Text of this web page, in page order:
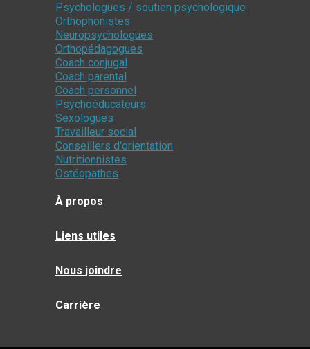
Psychologues / soutien psychologique
Orthophonistes
Neuropsychologues
Orthopédagogues
Coach conjugal
Coach parental
Coach personnel
Psychoéducateurs
Sexologues
Travailleur social
Conseillers d'orientation
Nutritionnistes
Ostéopathes
À propos
Liens utiles
Nous joindre
Carrière